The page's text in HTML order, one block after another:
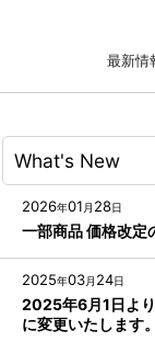
最新情
What's New
2026年01 月 28日
一部商品 価格改定
2025年03月 24日
2025年6月1日よ
に変更いたします。